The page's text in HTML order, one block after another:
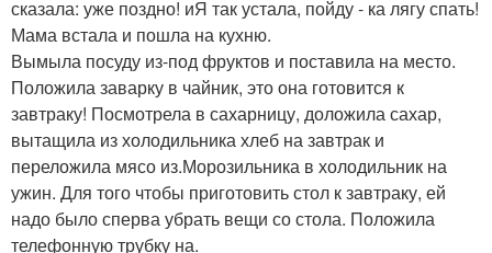
сказала: уже поздно! иЯ так устала, пойду - ка лягу спать!
Мама встала и пошла на кухню.
Вымыла посуду из-под фруктов и поставила на место.
Положила заварку в чайник, это она готовится к
завтраку! Посмотрела в сахарницу, доложила сахар,
вытащила из холодильника хлеб на завтрак и
переложила мясо из.Морозильника в холодильник на
ужин. Для того чтобы приготовить стол к завтраку, ей
надо было сперва убрать вещи со стола. Положила
телефонную трубку на.